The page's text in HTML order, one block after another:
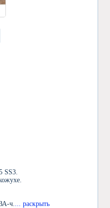
SS3.
ч.
... раскрыть